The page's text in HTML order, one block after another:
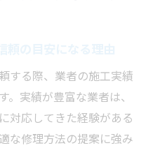
する際、業者の施工実績
実績が豊富な業者は、
対応してきた経験がある
な修理方法の提案に強み